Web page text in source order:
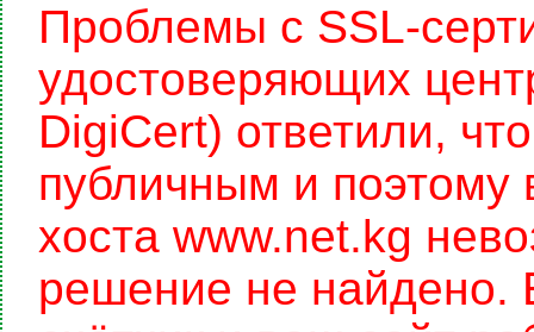
Проблемы с SSL-
удостоверяющих
DigiCert) ответили,
публичным и поэтому
хоста www.net.kg
решение не найдено.